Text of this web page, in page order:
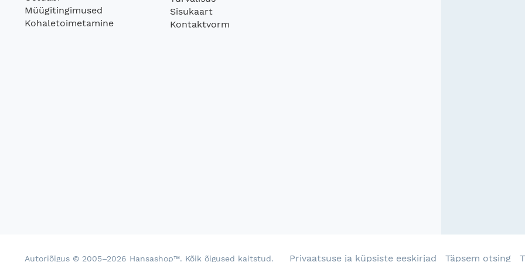
Müügitingimused
Kohaletoimetamine
Sisukaart
Kontaktvorm
Privaatsuse ja küpsiste eeskirjad Täpsem otsing
Autoriõigus © 2005–2026 Hansashop™. Kõik õigused kaitstud.